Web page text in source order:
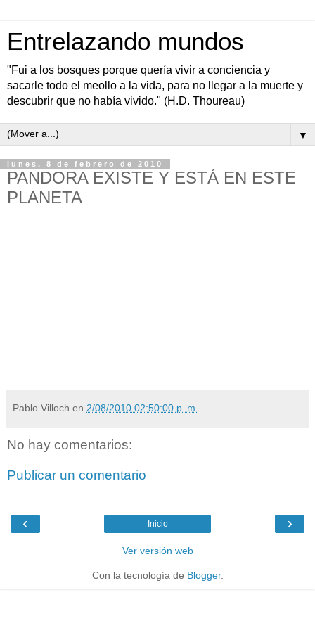
Entrelazando mundos
"Fui a los bosques porque quería vivir a conciencia y
sacarle todo el meollo a la vida, para no llegar a la muerte y
descubrir que no había vivido." (H.D. Thoureau)
▼
lunes, 8 de febrero de 2010
PANDORA EXISTE Y ESTÁ EN ESTE
PLANETA
Pablo Villoch en 2/08/2010 02:50:00 p. m.
No hay comentarios:
Publicar un comentario
‹ ›
Inicio
Ver versión web
Con la tecnología de Blogger.